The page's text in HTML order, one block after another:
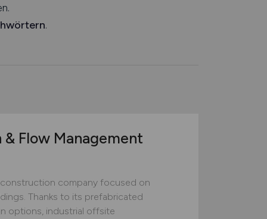
.
Flow Management
company focused on
Thanks to its prefabricated
options, industrial offsite